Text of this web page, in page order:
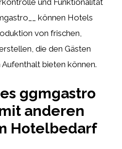
und Funktionalität
können Hotels
von frischen,
die den Gästen
bieten können.
ggmgastro
anderen
Hotelbedarf